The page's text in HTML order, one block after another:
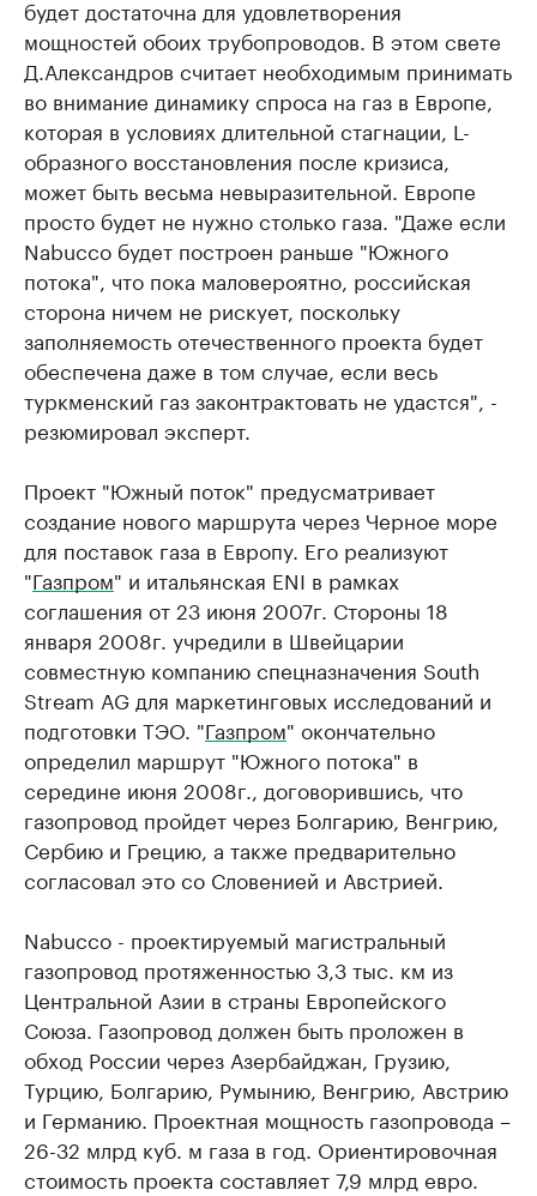
будет достаточна для удовлетворения
мощностей обоих трубопроводов. В этом свете
Д.Александров считает необходимым принимать
во внимание динамику спроса на газ в Европе,
которая в условиях длительной стагнации, L-
образного восстановления после кризиса,
может быть весьма невыразительной. Европе
просто будет не нужно столько газа. "Даже если
Nabucco будет построен раньше "Южного
потока", что пока маловероятно, российская
сторона ничем не рискует, поскольку
заполняемость отечественного проекта будет
обеспечена даже в том случае, если весь
туркменский газ законтрактовать не удастся", -
резюмировал эксперт.
Проект "Южный поток" предусматривает
создание нового маршрута через Черное море
для поставок газа в Европу. Его реализуют
"Газпром" и итальянская ENI в рамках
соглашения от 23 июня 2007г. Стороны 18
января 2008г. учредили в Швейцарии
совместную компанию спецназначения South
Stream AG для маркетинговых исследований и
подготовки ТЭО. "Газпром" окончательно
определил маршрут "Южного потока" в
середине июня 2008г., договорившись, что
газопровод пройдет через Болгарию, Венгрию,
Сербию и Грецию, а также предварительно
согласовал это со Словенией и Австрией.
Nabucco - проектируемый магистральный
газопровод протяженностью 3,3 тыс. км из
Центральной Азии в страны Европейского
Союза. Газопровод должен быть проложен в
обход России через Азербайджан, Грузию,
Турцию, Болгарию, Румынию, Венгрию, Австрию
и Германию. Проектная мощность газопровода –
26-32 млрд куб. м газа в год. Ориентировочная
стоимость проекта составляет 7,9 млрд евро.